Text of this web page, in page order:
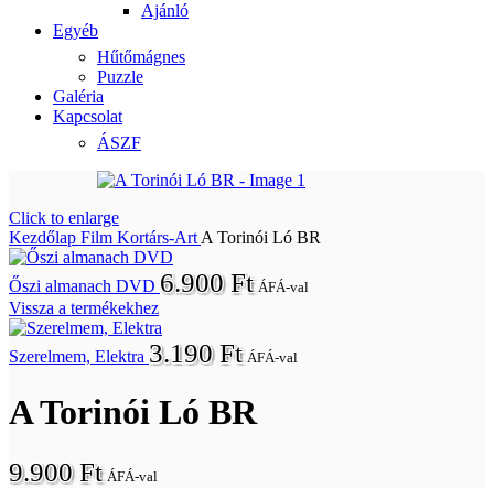
Ajánló
Egyéb
Hűtőmágnes
Puzzle
Galéria
Kapcsolat
ÁSZF
Click to enlarge
Kezdőlap Film Kortárs-Art A Torinói Ló BR
Őszi almanach DVD 6.900Ft ÁFÁ-val
Vissza a termékekhez
Szerelmem, Elektra 3.190Ft ÁFÁ-val
A Torinói Ló BR
9.900Ft ÁFÁ-val